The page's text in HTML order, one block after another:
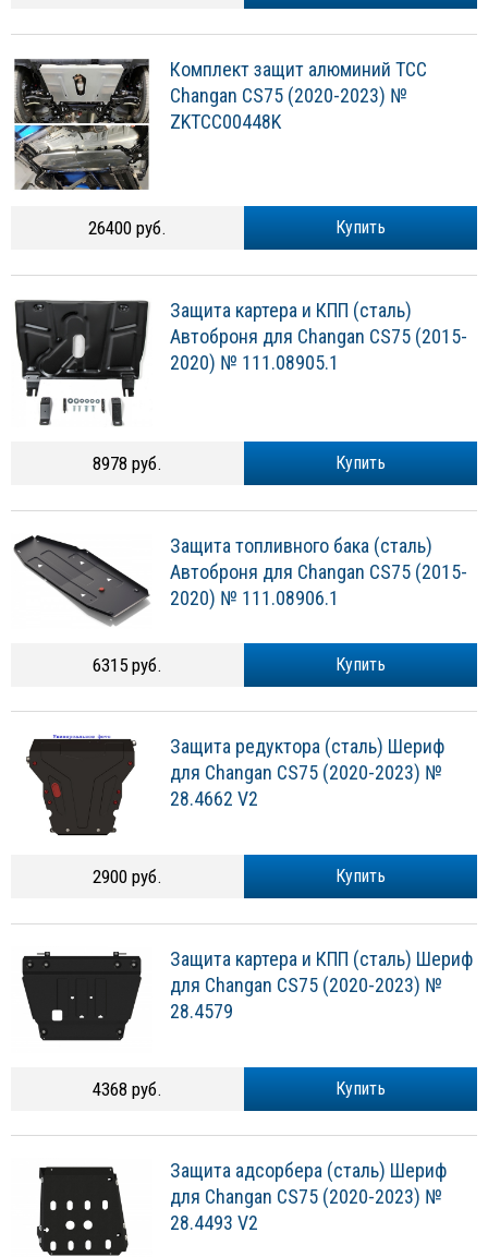
Комплект защит алюминий TCC
Changan CS75 (2020-2023) №
ZKTCC00448K
Купить
26400 руб.
Защита картера и КПП (сталь)
Автоброня для Changan CS75 (2015-
2020) № 111.08905.1
Купить
8978 руб.
Защита топливного бака (сталь)
Автоброня для Changan CS75 (2015-
2020) № 111.08906.1
Купить
6315 руб.
Защита редуктора (сталь) Шериф
для Changan CS75 (2020-2023) №
28.4662 V2
Купить
2900 руб.
Защита картера и КПП (сталь) Шериф
для Changan CS75 (2020-2023) №
28.4579
Купить
4368 руб.
Защита адсорбера (сталь) Шериф
для Changan CS75 (2020-2023) №
28.4493 V2